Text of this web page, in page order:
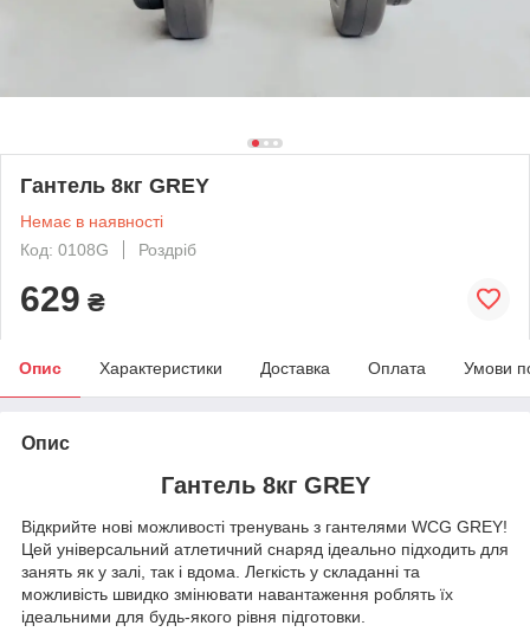
Гантель 8кг GREY
Немає в наявності
Код: 0108G
Роздріб
629 ₴
Опис Характеристики Доставка Оплата Умови
Опис
Гантель 8кг GREY
Відкрийте нові можливості тренувань з гантелями WCG GREY!
Цей універсальний атлетичний снаряд ідеально підходить для
занять як у залі, так і вдома. Легкість у складанні та
можливість швидко змінювати навантаження роблять їх
ідеальними для будь-якого рівня підготовки.